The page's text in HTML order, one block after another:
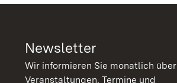
Newsletter
Wir informieren Sie monatlich über
Veranstaltungen, Termine und